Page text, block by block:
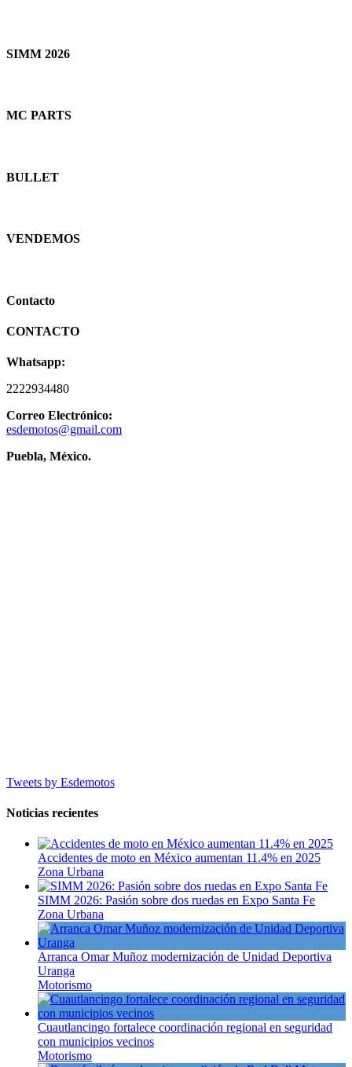
SIMM 2026
MC PARTS
BULLET
VENDEMOS
Contacto
CONTACTO
Whatsapp:
2222934480
Correo Electrónico:
esdemotos@gmail.com
Puebla, México.
Tweets by Esdemotos
Noticias recientes
Accidentes de moto en México aumentan 11.4% en 2025
Zona Urbana
SIMM 2026: Pasión sobre dos ruedas en Expo Santa Fe
Zona Urbana
Arranca Omar Muñoz modernización de Unidad Deportiva
Uranga
Motorismo
Cuautlancingo fortalece coordinación regional en seguridad
con municipios vecinos
Motorismo